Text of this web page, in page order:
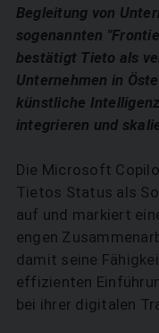
Begleitung von
sogenannten
bestätigt Tieto als
Unternehmen in
künstliche
integrieren und
Die Microsoft
Tietos Status als
auf und markiert
engen
damit seine
effizienten
bei ihrer digitalen